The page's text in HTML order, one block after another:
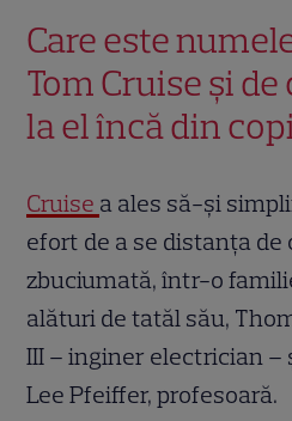
Care este
Tom Cruise și
la el încă din
Cruise a ales să-și
efort de a se distanța de
zbuciumată, într-o
alături de tatăl său,
III – inginer electrician –
Lee Pfeiffer, profesoară.